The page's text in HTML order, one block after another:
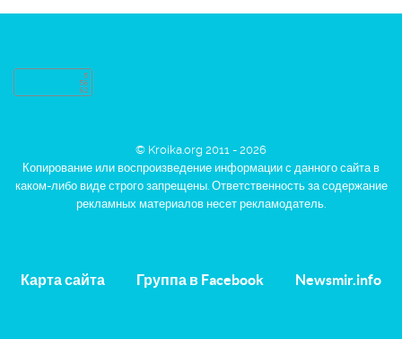
© Kroika.org 2011 - 2026
Копирование или воспроизведение информации с данного сайта в
каком-либо виде строго запрещены. Ответственность за содержание
рекламных материалов несет рекламодатель.
Карта сайта Группа в Facebook Newsmir.info